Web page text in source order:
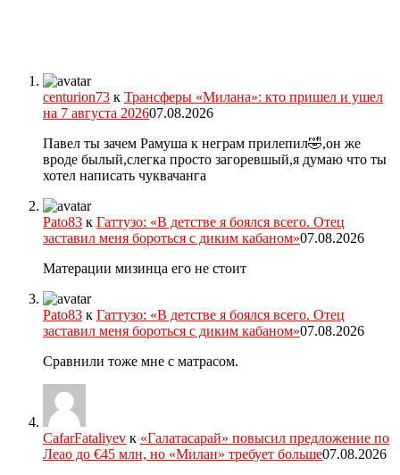
centurion73 к Трансферы «Милана»: кто пришел и ушел
на 7 августа 202607.08.2026
Павел ты зачем Рамуша к неграм прилепил🤣,он же
вроде былый,слегка просто загоревшый,я думаю что ты
хотел написать чуквачанга
Pato83 к Гаттузо: «В детстве я боялся всего. Отец
заставил меня бороться с диким кабаном»07.08.2026
Матерации мизинца его не стоит
Pato83 к Гаттузо: «В детстве я боялся всего. Отец
заставил меня бороться с диким кабаном»07.08.2026
Сравнили тоже мне с матрасом.
CafarFataliyev к «Галатасарай» повысил предложение по
Леао до €45 млн, но «Милан» требует больше07.08.2026